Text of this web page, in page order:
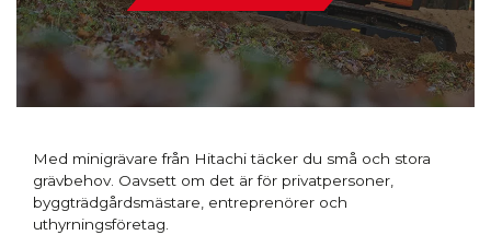
Med minigrävare från Hitachi täcker du små och stora
grävbehov. Oavsett om det är för privatpersoner,
byggträdgårdsmästare, entreprenörer och
uthyrningsföretag.